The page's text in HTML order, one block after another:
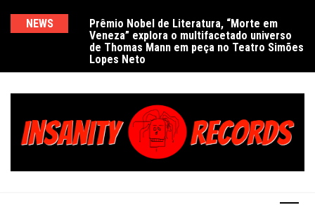
NEWS
Prêmio Nobel de Literatura, “Morte em
Veneza” explora o multifacetado universo
de Thomas Mann em peça no Teatro Simões
Lopes Neto